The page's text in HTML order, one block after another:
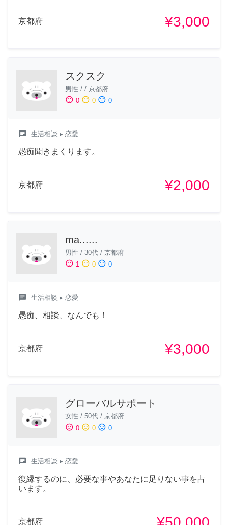
京都府 ¥3,000
スクスク
男性 / / 京都府
sentiment_satisfied 0 sentiment_neutral 0 sentiment_dissatisfied 0
chat 生活相談 ▸ 恋愛
愚痴聞きまくります。
京都府 ¥2,000
ma......
男性 / 30代 / 京都府
sentiment_satisfied 1 sentiment_neutral 0 sentiment_dissatisfied 0
chat 生活相談 ▸ 恋愛
愚痴、相談、なんでも！
京都府 ¥3,000
グローバルサポート
女性 / 50代 / 京都府
sentiment_satisfied 0 sentiment_neutral 0 sentiment_dissatisfied 0
chat 生活相談 ▸ 恋愛
復縁するのに、必要な事やあなたに足りない事を占
います。
京都府